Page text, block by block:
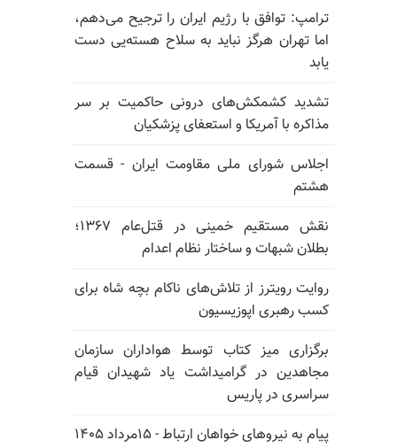
ترامپ: توافق با رژیم ایران را ترجیح می‌دهم،
اما تهران هرگز نباید به سلاح هسته‌یی دست
یابد
تشدید کشمکش‌های درونی حاکمیت بر سر
مذاکره با آمریکا و استعفای پزشکیان
اجلاس شورای ملی مقاومت ایران - قسمت
هشتم
نقش مستقیم خمینی در قتل‌عام ۱۳۶۷؛
بطلان شبهات و ساختار نظام اعدام
روایت رویترز از تلاش‌های ناکام بچه شاه برای
کسب رهبری اپوزیسیون
برگزاری میز کتاب توسط هواداران سازمان
مجاهدین در گرامیداشت یاد شهیدان قیام
سراسری در پاریس
پیام به نیروهای خواهان ارتباط - ۱۵مرداد ۱۴۰۵